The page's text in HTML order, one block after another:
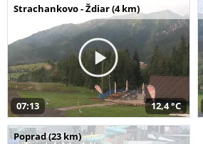
Strachankovo - Ždiar (4 km)
07:13 12,4 °C
Poprad (23 km)